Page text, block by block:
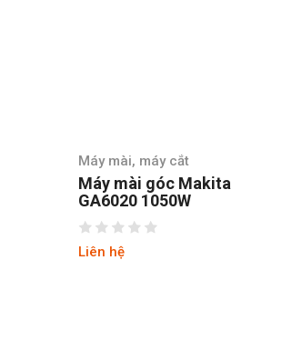
Máy mài, máy cắt
Máy Mài Góc Maktec
MT970 720W
Liên hệ